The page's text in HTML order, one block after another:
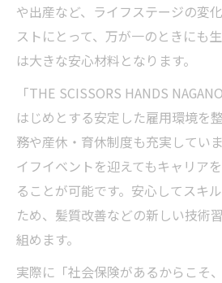
や出産など、ライフステージの変
ストにとって、万が一のときにも
は大きな安心材料となります。
「THE SCISSORS HANDS
はじめとする安定した雇用環境を
務や産休・育休制度も充実してい
イフイベントを迎えてもキャリア
ることが可能です。安心してスキ
ため、髪質改善などの新しい技術
組めます。
実際に「社会保険があるからこそ